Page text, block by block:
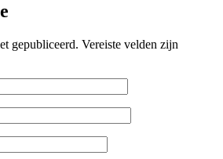
gepubliceerd. Vereiste velden zijn